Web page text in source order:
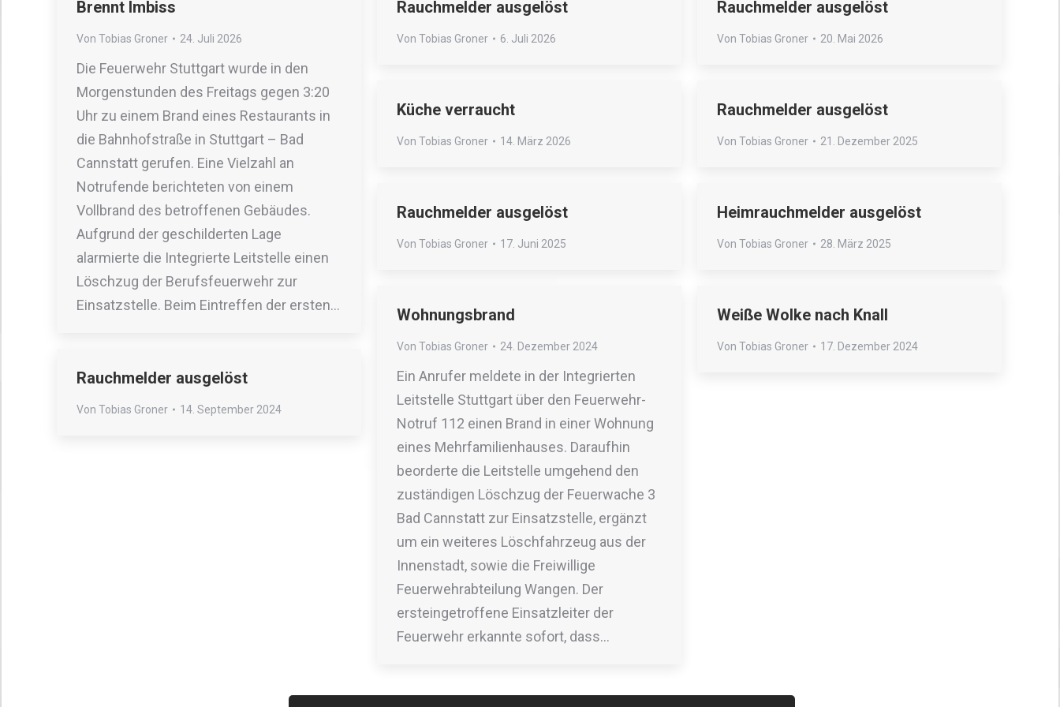
Brennt Imbiss
Von Tobias Groner 24. Juli 2026
Die Feuerwehr Stuttgart wurde in den
Morgenstunden des Freitags gegen 3:20
Uhr zu einem Brand eines Restaurants in
die Bahnhofstraße in Stuttgart – Bad
Cannstatt gerufen. Eine Vielzahl an
Notrufende berichteten von einem
Vollbrand des betroffenen Gebäudes.
Aufgrund der geschilderten Lage
alarmierte die Integrierte Leitstelle einen
Löschzug der Berufsfeuerwehr zur
Einsatzstelle. Beim Eintreffen der ersten…
Rauchmelder ausgelöst
Von Tobias Groner 6. Juli 2026
Rauchmelder ausgelöst
Von Tobias Groner 20. Mai 2026
Küche verraucht
Von Tobias Groner 14. März 2026
Rauchmelder ausgelöst
Von Tobias Groner 21. Dezember 2025
Rauchmelder ausgelöst
Von Tobias Groner 17. Juni 2025
Heimrauchmelder ausgelöst
Von Tobias Groner 28. März 2025
Wohnungsbrand
Von Tobias Groner 24. Dezember 2024
Ein Anrufer meldete in der Integrierten
Leitstelle Stuttgart über den Feuerwehr-
Notruf 112 einen Brand in einer Wohnung
eines Mehrfamilienhauses. Daraufhin
beorderte die Leitstelle umgehend den
zuständigen Löschzug der Feuerwache 3
Bad Cannstatt zur Einsatzstelle, ergänzt
um ein weiteres Löschfahrzeug aus der
Innenstadt, sowie die Freiwillige
Feuerwehrabteilung Wangen. Der
ersteingetroffene Einsatzleiter der
Feuerwehr erkannte sofort, dass…
Weiße Wolke nach Knall
Von Tobias Groner 17. Dezember 2024
Rauchmelder ausgelöst
Von Tobias Groner 14. September 2024